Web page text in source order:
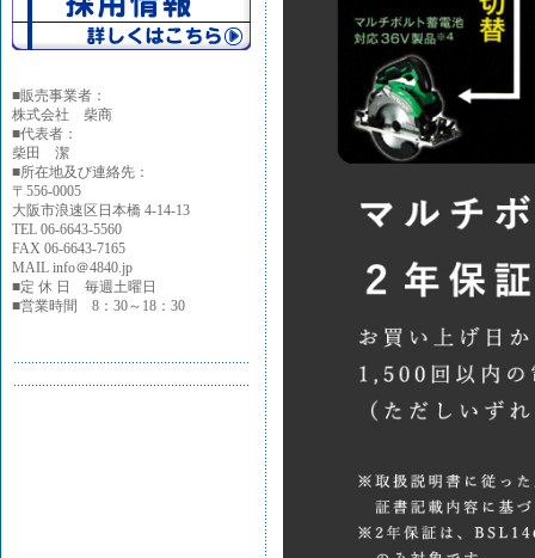
■販売事業者：
株式会社 柴商
■代表者：
柴田 潔
■所在地及び連絡先：
〒556-0005
大阪市浪速区日本橋 4-14-13
TEL 06-6643-5560
FAX 06-6643-7165
MAIL info＠4840.jp
■定 休 日 毎週土曜日
■営業時間 8：30～18：30